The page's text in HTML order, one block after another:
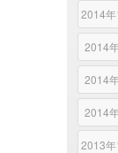
2014年
2014
2014
2014
2013年